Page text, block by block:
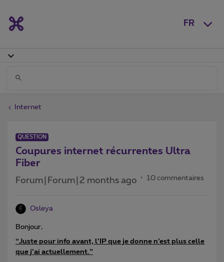
FR
Internet
QUESTION
Coupures internet récurrentes Ultra
Fiber
Forum|Forum|2 months ago 10 commentaires
Osleya
Bonjour,
“Juste pour info avant, l’IP que je donne n’est plus celle
que j’ai actuellement.”